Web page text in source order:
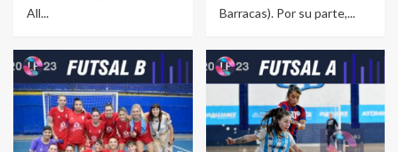
All...
Barracas). Por su parte,...